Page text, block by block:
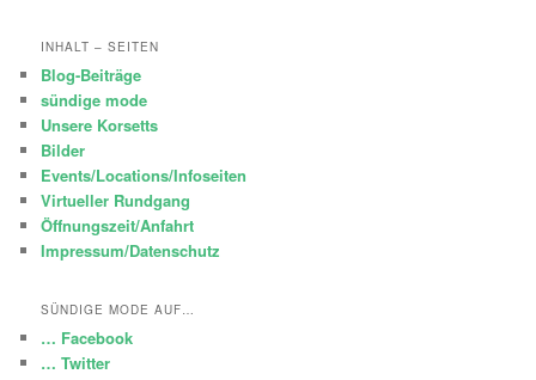
INHALT – SEITEN
Blog-Beiträge
sündige mode
Unsere Korsetts
Bilder
Events/Locations/Infoseiten
Virtueller Rundgang
Öffnungszeit/Anfahrt
Impressum/Datenschutz
SÜNDIGE MODE AUF…
… Facebook
… Twitter